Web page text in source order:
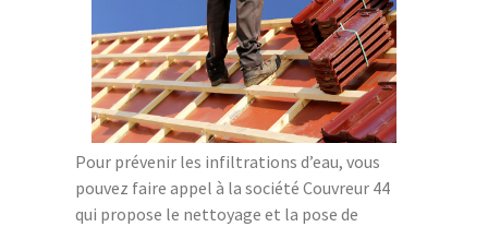
Pour prévenir les infiltrations d’eau, vous
pouvez faire appel à la société Couvreur 44
qui propose le nettoyage et la pose de